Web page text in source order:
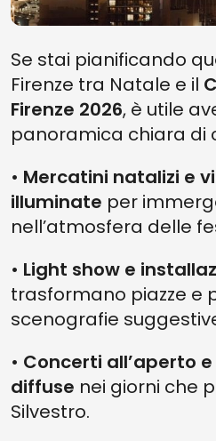
Se stai pianificando
Firenze tra Natale e il
Firenze 2026, è utile
panoramica chiara di
• Mercatini natalizi e
illuminate per
nell’atmosfera delle
• Light show e
trasformano piazze e
scenografie
• Concerti all’aperto
diffuse nei giorni che
Silvestro.